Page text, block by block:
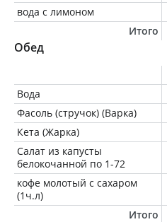
вода с лимоном
Итого
Обед
Вода
Фасоль (стручок) (Варка)
Кета (Жарка)
Салат из капусты
белокочанной по 1-72
кофе молотый с сахаром
(1ч.л)
Итого